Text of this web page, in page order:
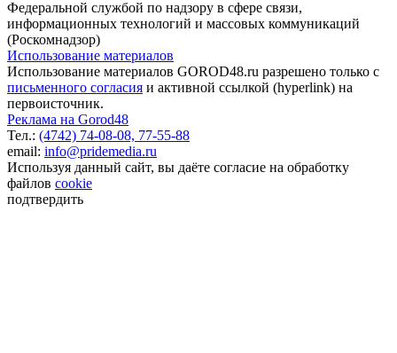
Федеральной службой по надзору в сфере связи,
информационных технологий и массовых коммуникаций
(Роскомнадзор)
Использование материалов
Использование материалов GOROD48.ru разрешено только с
письменного согласия и активной ссылкой (hyperlink) на
первоисточник.
Реклама на Gorod48
Тел.: (4742) 74-08-08, 77-55-88
email: info@pridemedia.ru
Используя данный сайт, вы даёте согласие на обработку
файлов cookie
подтвердить